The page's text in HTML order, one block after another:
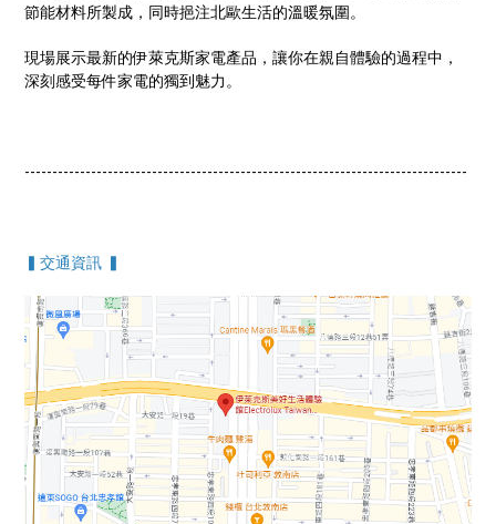
節能材料所製成，同時挹注北歐生活的溫暖氛圍。
現場展示最新的伊萊克斯家電產品，讓你在親自體驗的過程中，
深刻感受每件家電的獨到魅力。
--------------------------------------------------------------------------------
▍交通資訊 ▍